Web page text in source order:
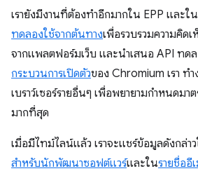
เรายังมีงานที่ต้องทำอีกมากใน EPP และใน
ทดลองใช้จากต้นทางเพื่อรวบรวมความคิ
จากแพลตฟอร์มเว็บ และนำเสนอ API ทด
กระบวนการเปิดตัวของ Chromium เรา ท
เบราว์เซอร์รายอื่นๆ เพื่อพยายามกำหนดมา
มากที่สุด
เมื่อมีไทม์ไลน์แล้ว เราจะแชร์ข้อมูลดังกล่า
สำหรับนักพัฒนาซอฟต์แวร์และในรายชื่ออี